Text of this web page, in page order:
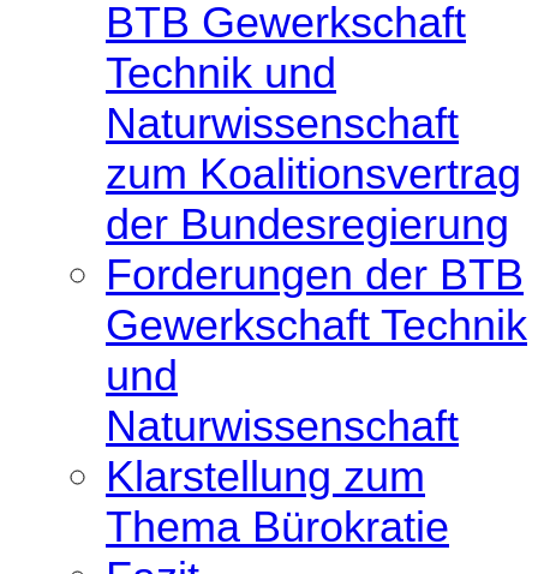
BTB Gewerkschaft
Technik und
Naturwissenschaft
zum Koalitionsvertrag
der Bundesregierung
Forderungen der BTB
Gewerkschaft Technik
und
Naturwissenschaft
Klarstellung zum
Thema Bürokratie